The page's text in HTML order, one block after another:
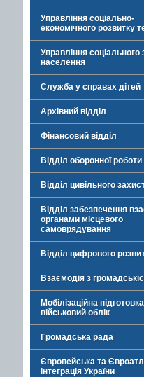
Управління соціально-
економічного розвитку
Управління соціального
населення
Служба у справах дітей
Архівний відділ
Фінансовий відділ
Відділ оборонної роботи
Відділ цивільного
Відділ забезпечення
органами місцевого
самоврядування
Відділ цифрового
Взаємодія з
Мобілізаційна
військовий облік
Громадська рада
Європейська та
інтеграція України